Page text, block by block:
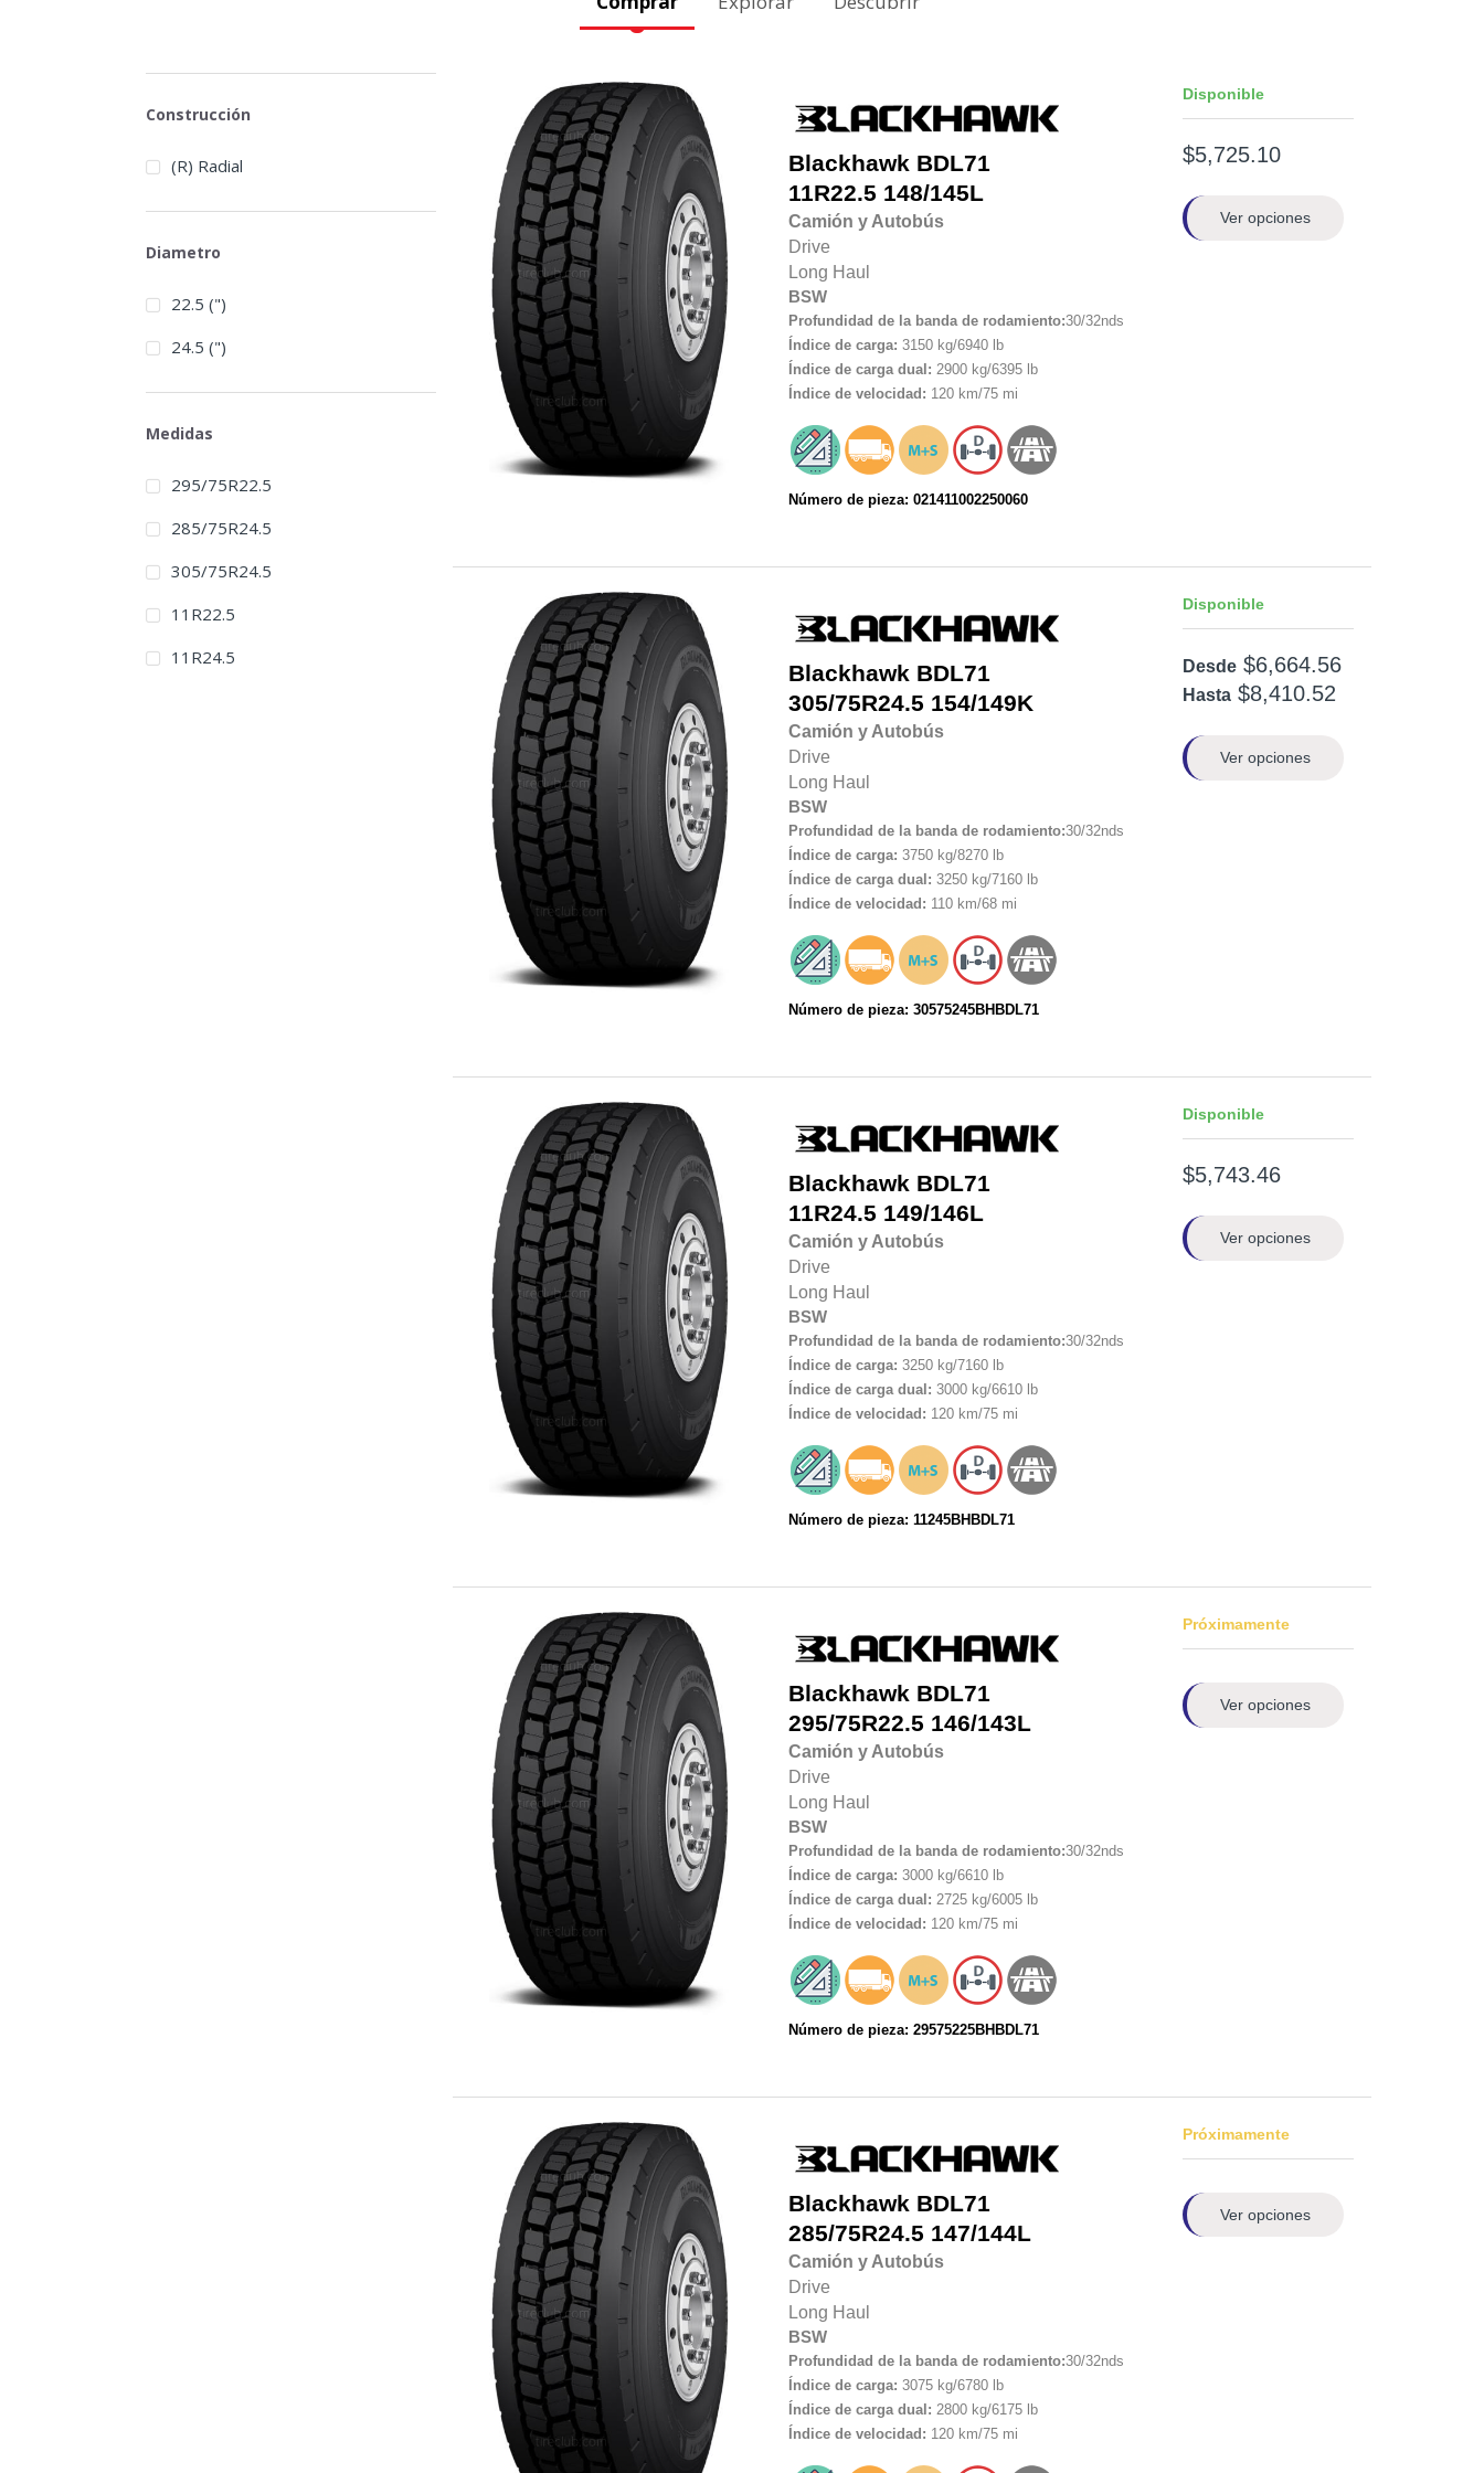
Blackhawk BDL71
11R22.5 148/145L
Camión y Autobús
Drive
Long Haul
BSW
Profundidad de la banda de rodamiento:30/32nds
Índice de carga: 3150 kg/6940 lb
Índice de carga dual: 2900 kg/6395 lb
Índice de velocidad: 120 km/75 mi
Número de pieza: 021411002250060
Disponible
$5,725.10
Ver opciones
Blackhawk BDL71
305/75R24.5 154/149K
Camión y Autobús
Drive
Long Haul
BSW
Profundidad de la banda de rodamiento:30/32nds
Índice de carga: 3750 kg/8270 lb
Índice de carga dual: 3250 kg/7160 lb
Índice de velocidad: 110 km/68 mi
Número de pieza: 30575245BHBDL71
Disponible
Desde $6,664.56
Hasta $8,410.52
Ver opciones
Blackhawk BDL71
11R24.5 149/146L
Camión y Autobús
Drive
Long Haul
BSW
Profundidad de la banda de rodamiento:30/32nds
Índice de carga: 3250 kg/7160 lb
Índice de carga dual: 3000 kg/6610 lb
Índice de velocidad: 120 km/75 mi
Número de pieza: 11245BHBDL71
Disponible
$5,743.46
Ver opciones
Blackhawk BDL71
295/75R22.5 146/143L
Camión y Autobús
Drive
Long Haul
BSW
Profundidad de la banda de rodamiento:30/32nds
Índice de carga: 3000 kg/6610 lb
Índice de carga dual: 2725 kg/6005 lb
Índice de velocidad: 120 km/75 mi
Número de pieza: 29575225BHBDL71
Próximamente
Ver opciones
Blackhawk BDL71
285/75R24.5 147/144L
Camión y Autobús
Drive
Long Haul
BSW
Profundidad de la banda de rodamiento:30/32nds
Índice de carga: 3075 kg/6780 lb
Índice de carga dual: 2800 kg/6175 lb
Índice de velocidad: 120 km/75 mi
Próximamente
Ver opciones
Construcción
(R) Radial
Diametro
22.5 (")
24.5 (")
Medidas
295/75R22.5
285/75R24.5
305/75R24.5
11R22.5
11R24.5